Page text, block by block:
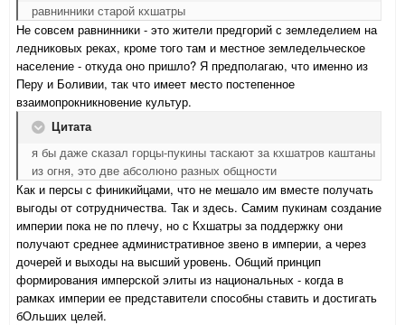
равнинники старой кхшатры
Не совсем равнинники - это жители предгорий с земледелием на
ледниковых реках, кроме того там и местное земледельческое
население - откуда оно пришло? Я предполагаю, что именно из
Перу и Боливии, так что имеет место постепенное
взаимопрокникновение культур.
Цитата
я бы даже сказал горцы-пукины таскают за кхшатров каштаны
из огня, это две абсолюно разных общности
Как и персы с финикийцами, что не мешало им вместе получать
выгоды от сотрудничества. Так и здесь. Самим пукинам создание
империи пока не по плечу, но с Кхшатры за поддержку они
получают среднее административное звено в империи, а через
дочерей и выходы на высший уровень. Общий принцип
формирования имперской элиты из национальных - когда в
рамках империи ее представители способны ставить и достигать
бОльших целей.